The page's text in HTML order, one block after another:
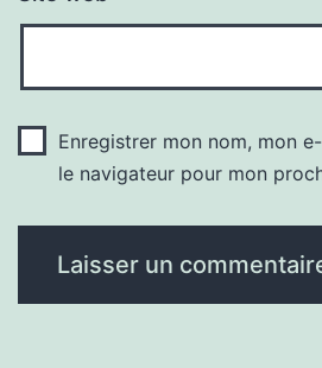
Enregistrer mon nom, mon
le navigateur pour mon